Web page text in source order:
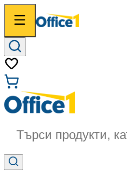
Търси продукти, категории...